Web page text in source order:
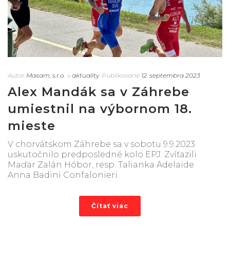
Autor Masam, s.r.o. v aktuality Publikované 12. septembra 2023
Alex Mandák sa v Záhrebe
umiestnil na výbornom 18.
mieste
V chorvátskom Záhrebe sa v sobotu 9.9.2023
uskutočnilo predposledné kolo EPJ. Zvíťazili
Maďar Zalán Hóbor, resp. Talianka Adelaide
Anna Badini Confalonieri.
Čítať viac